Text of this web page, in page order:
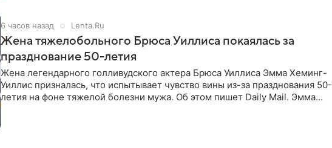
6 часов назад Lenta.Ru
Жена тяжелобольного Брюса Уиллиса покаялась за
празднование 50-летия
Жена легендарного голливудского актера Брюса Уиллиса Эмма Хеминг-
Уиллис призналась, что испытывает чувство вины из-за празднования 50-
летия на фоне тяжелой болезни мужа. Об этом пишет Daily Mail. Эмма